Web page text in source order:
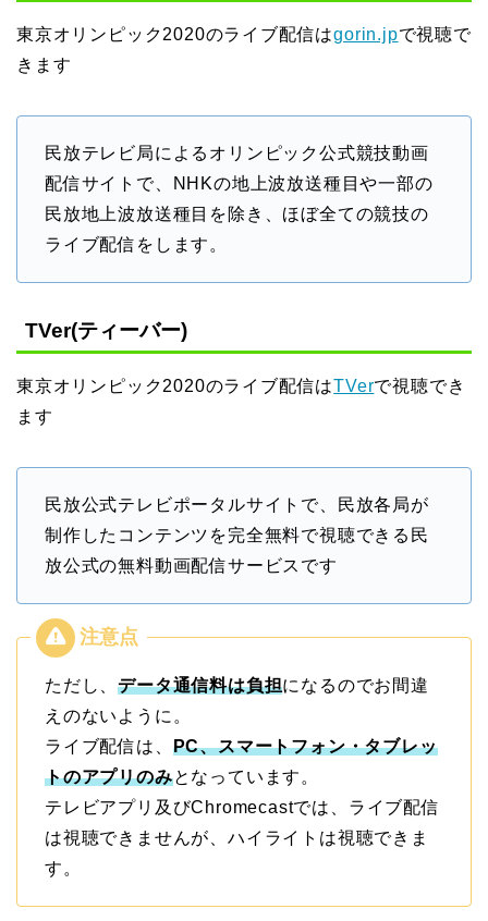
東京オリンピック2020のライブ配信はgorin.jpで視聴で
きます
民放テレビ局によるオリンピック公式競技動画
配信サイトで、NHKの地上波放送種目や一部の
民放地上波放送種目を除き、ほぼ全ての競技の
ライブ配信をします。
TVer(ティーバー)
東京オリンピック2020のライブ配信はTVerで視聴でき
ます
民放公式テレビポータルサイトで、民放各局が
制作したコンテンツを完全無料で視聴できる民
放公式の無料動画配信サービスです
ただし、データ通信料は負担になるのでお間違
えのないように。
ライブ配信は、 PC、スマートフォン・タブレッ
トのアプリのみとなっています。
テレビアプリ及びChromecastでは、ライブ配信
は視聴できませんが、ハイライトは視聴できま
す。